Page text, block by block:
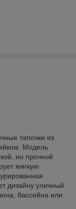
тапочки из
Модель
но прочной
мягкую
дизайну уличный
бассейна или